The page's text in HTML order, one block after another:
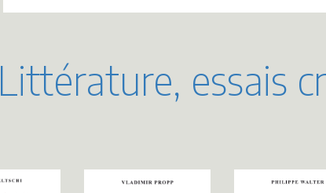
Littérature, essais